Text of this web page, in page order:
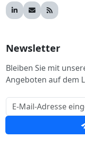
Newsletter
Bleiben Sie mit
Angeboten auf dem